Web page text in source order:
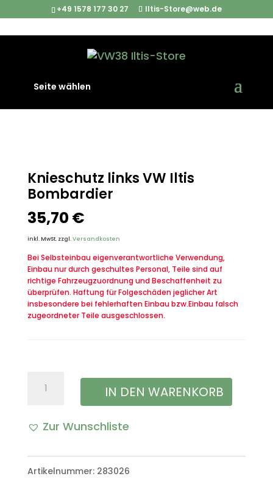
+49 1578 177 30 27 Iltis-Store@web.de
Seite wählen
Bombardier
Knieschutz links VW Iltis
Bombardier
35,70 €
inkl. MwSt. zzgl.Versandkosten
Bei Selbsteinbau eigenverantwortliche Verwendung,
Einbau nur durch geschultes Personal, Teile sind auf
richtige Fahrzeugzuordnung und Beschaffenheit zu
überprüfen. Haftung für Folgeschäden jeglicher Art
insbesondere bei fehlerhaften Einbau bzw.Einbau falsch
zugeordneter Teile ausgeschlossen.
Knieschutz
VW
Bombardier
IN DEN WARENKORB
Zur Wunschliste
Artikelnummer: 283026